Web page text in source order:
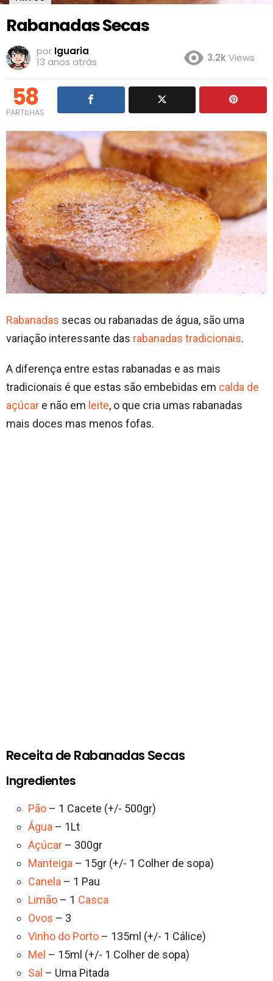
Rabanadas Secas
por Iguaria
13 anos atrás
3.2kViews
58
PARTILHAS
Rabanadas secas ou rabanadas de água, são uma
variação interessante das rabanadas tradicionais.
A diferença entre estas rabanadas e as mais
tradicionais é que estas são embebidas em calda de
açúcar e não em leite, o que cria umas rabanadas
mais doces mas menos fofas.
Receita de Rabanadas Secas
Ingredientes
Pão – 1 Cacete (+/- 500gr)
Água – 1Lt
Açúcar – 300gr
Manteiga – 15gr (+/- 1 Colher de sopa)
Canela – 1 Pau
Limão – 1 Casca
Ovos – 3
Vinho do Porto – 135ml (+/- 1 Cálice)
Mel – 15ml (+/- 1 Colher de sopa)
Sal – Uma Pitada